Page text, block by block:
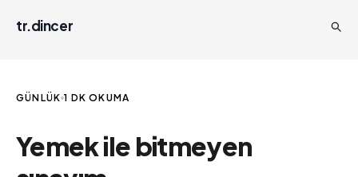
tr.dincer
GÜNLÜK 1 DK OKUMA
Yemek ile bitmeyen